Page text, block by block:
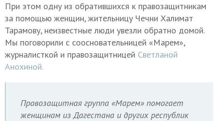
При этом одну из обратившихся к правозащитникам
за помощью женщин, жительницу Чечни Халимат
Тарамову, неизвестные люди увезли обратно домой.
Мы поговорили с соосновательницей «Марем»,
журналисткой и правозащитницей Светланой
Анохиной.
Правозащитная группа «Марем» помогает
женщинам из Дагестана и других республик